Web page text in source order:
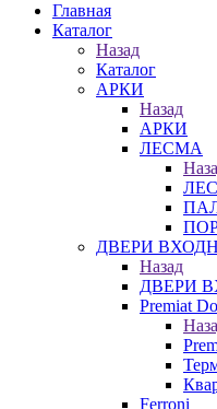
Главная
Каталог
Назад
Каталог
АРКИ
Назад
АРКИ
ЛЕСМА
ДВЕРИ
Назад
ДВЕРИ
Premiat
Ferroni